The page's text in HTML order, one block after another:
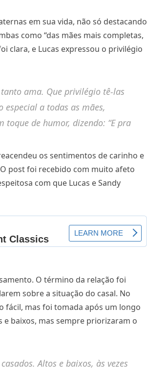
em sua vida, não só destacando
como “das mães mais completas,
clara, e Lucas expressou o privilégio
ama. Que privilégio tê-las
especial a todas as mães,
toque de humor, dizendo: “E pra
os sentimentos de carinho e
post foi recebido com muito afeto
com que Lucas e Sandy
O término da relação foi
sobre a situação do casal. No
fácil, mas foi tomada após um longo
e baixos, mas sempre priorizaram o
Altos e baixos, às vezes